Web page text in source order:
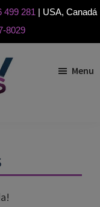
499 281 | USA, Canadá
8029
Menu